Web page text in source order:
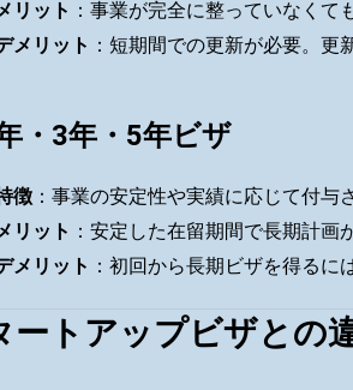
リット ：事業が完全に整っていなくて
メリット ：短期間での更新が必要。更
・3年・5年ビザ
徴 ：事業の安定性や実績に応じて付与
リット ：安定した在留期間で長期計画
メリット ：初回から長期ビザを得るに
ートアップビザとの